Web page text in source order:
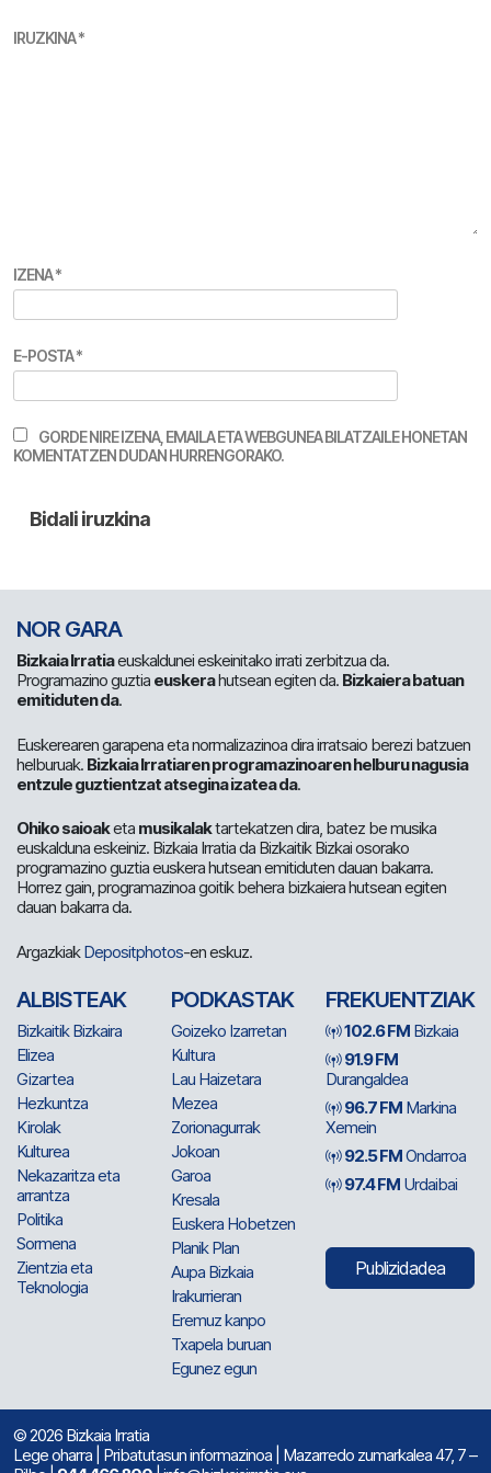
IRUZKINA*
IZENA*
E-POSTA*
GORDE NIRE IZENA, EMAILA ETA WEBGUNEA BILATZAILE HONETAN
KOMENTATZEN DUDAN HURRENGORAKO.
NOR GARA
Bizkaia Irratiaeuskaldunei eskeinitako irrati zerbitzua da.
Programazino guztia euskerahutsean egiten da. Bizkaiera batuan
emitiduten da.
Euskerearen garapena eta normalizazinoa dira irratsaio berezi batzuen
helburuak. Bizkaia Irratiaren programazinoaren helburu nagusia
entzule guztientzat atsegina izatea da.
Ohiko saioaketa musikalaktartekatzen dira, batez be musika
euskalduna eskeiniz. Bizkaia Irratia da Bizkaitik Bizkai osorako
programazino guztia euskera hutsean emitiduten dauan bakarra.
Horrez gain, programazinoa goitik behera bizkaiera hutsean egiten
dauan bakarra da.
ArgazkiakDepositphotos-en eskuz.
ALBISTEAK
Bizkaitik Bizkaira
Elizea
Gizartea
Hezkuntza
Kirolak
Kulturea
Nekazaritza eta
arrantza
Politika
Sormena
Zientzia eta
Teknologia
PODKASTAK
Goizeko Izarretan
Kultura
Lau Haizetara
Mezea
Zorionagurrak
Jokoan
Garoa
Kresala
Euskera Hobetzen
Planik Plan
Aupa Bizkaia
Irakurrieran
Eremuz kanpo
Txapela buruan
Egunez egun
FREKUENTZIAK
102.6 FM Bizkaia
91.9 FM
Durangaldea
96.7 FM Markina
Xemein
92.5 FMOndarroa
97.4 FM Urdaibai
Publizidadea
© 2026 Bizkaia Irratia
Lege oharra Pribatutasun informazinoa | Mazarredo zumarkalea 47, 7 –